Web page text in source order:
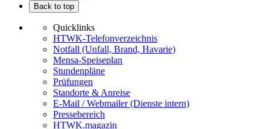
Back to top
Quicklinks
HTWK-Telefonverzeichnis
Notfall (Unfall, Brand, Havarie)
Mensa-Speiseplan
Stundenpläne
Prüfungen
Standorte & Anreise
E-Mail / Webmailer (Dienste intern)
Pressebereich
HTWK.magazin